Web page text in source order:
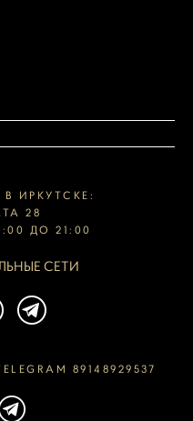
В ИРКУТСКЕ:
28
ДО 21:00
СЕТИ
89148929537